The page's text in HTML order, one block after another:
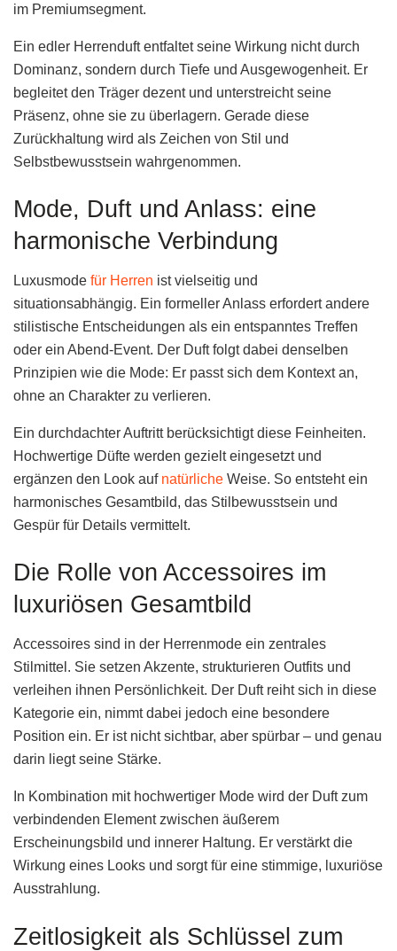
im Premiumsegment.
Ein edler Herrenduft entfaltet seine Wirkung nicht durch
Dominanz, sondern durch Tiefe und Ausgewogenheit. Er
begleitet den Träger dezent und unterstreicht seine
Präsenz, ohne sie zu überlagern. Gerade diese
Zurückhaltung wird als Zeichen von Stil und
Selbstbewusstsein wahrgenommen.
Mode, Duft und Anlass: eine
harmonische Verbindung
Luxusmode für Herren ist vielseitig und
situationsabhängig. Ein formeller Anlass erfordert andere
stilistische Entscheidungen als ein entspanntes Treffen
oder ein Abend-Event. Der Duft folgt dabei denselben
Prinzipien wie die Mode: Er passt sich dem Kontext an,
ohne an Charakter zu verlieren.
Ein durchdachter Auftritt berücksichtigt diese Feinheiten.
Hochwertige Düfte werden gezielt eingesetzt und
ergänzen den Look auf natürliche Weise. So entsteht ein
harmonisches Gesamtbild, das Stilbewusstsein und
Gespür für Details vermittelt.
Die Rolle von Accessoires im
luxuriösen Gesamtbild
Accessoires sind in der Herrenmode ein zentrales
Stilmittel. Sie setzen Akzente, strukturieren Outfits und
verleihen ihnen Persönlichkeit. Der Duft reiht sich in diese
Kategorie ein, nimmt dabei jedoch eine besondere
Position ein. Er ist nicht sichtbar, aber spürbar – und genau
darin liegt seine Stärke.
In Kombination mit hochwertiger Mode wird der Duft zum
verbindenden Element zwischen äußerem
Erscheinungsbild und innerer Haltung. Er verstärkt die
Wirkung eines Looks und sorgt für eine stimmige, luxuriöse
Ausstrahlung.
Zeitlosigkeit als Schlüssel zum